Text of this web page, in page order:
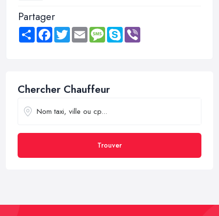
Partager
Share FacebookTwitter Email MessageSkype
Chercher Chauffeur
Trouver